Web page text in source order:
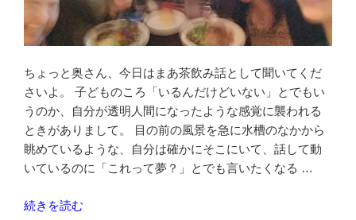
ちょっと奥さん、今日はまあ茶飲み話として聞いてくだ
さいよ。 子どものころ「いるんだけどいない」とでもい
うのか、自分が透明人間になったような感覚に襲われる
ときがありまして。 目の前の風景を急に水槽のなかから
眺めているような、自分は確かにそこにいて、話して動
いているのに「これって夢？」とでも言いたくなる …
“魔
続きを読む